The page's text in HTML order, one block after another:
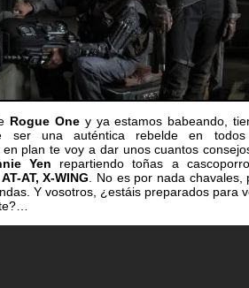
Rogue Oney ya estamos babeando,
ser una auténtica rebelde en
plan te voy a dar unos cuantos
Yen repartiendo toñas a
AT-AT, X-WING . No es por nada
Y vosotros, ¿estáis preparados para